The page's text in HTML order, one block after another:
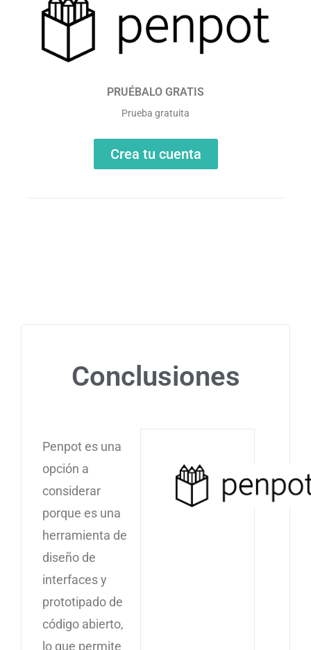
PRUÉBALO GRATIS
Prueba gratuita
Crea tu cuenta
Conclusiones
Penpot es una
opción a
considerar
porque es una
herramienta de
diseño de
interfaces y
prototipado de
código abierto,
lo que permite